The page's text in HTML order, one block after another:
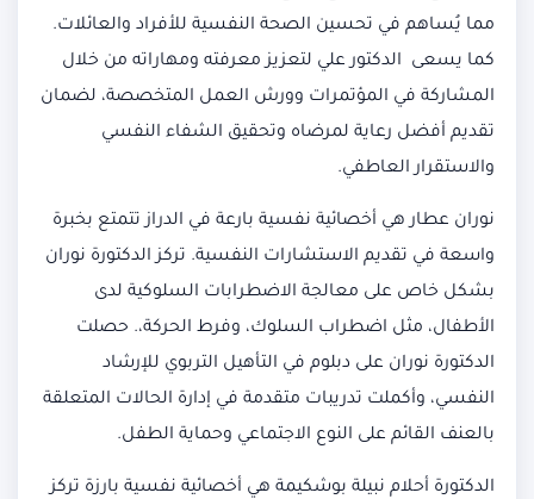
مما يُساهم في تحسين الصحة النفسية للأفراد والعائلات.
كما يسعى الدكتور علي لتعزيز معرفته ومهاراته من خلال
المشاركة في المؤتمرات وورش العمل المتخصصة، لضمان
تقديم أفضل رعاية لمرضاه وتحقيق الشفاء النفسي
والاستقرار العاطفي.
نوران عطار هي أخصائية نفسية بارعة في الدراز تتمتع بخبرة
واسعة في تقديم الاستشارات النفسية. تركز الدكتورة نوران
بشكل خاص على معالجة الاضطرابات السلوكية لدى
الأطفال، مثل اضطراب السلوك، وفرط الحركة،. حصلت
الدكتورة نوران على دبلوم في التأهيل التربوي للإرشاد
النفسي، وأكملت تدريبات متقدمة في إدارة الحالات المتعلقة
بالعنف القائم على النوع الاجتماعي وحماية الطفل.
الدكتورة أحلام نبيلة بوشكيمة هي أخصائية نفسية بارزة تركز